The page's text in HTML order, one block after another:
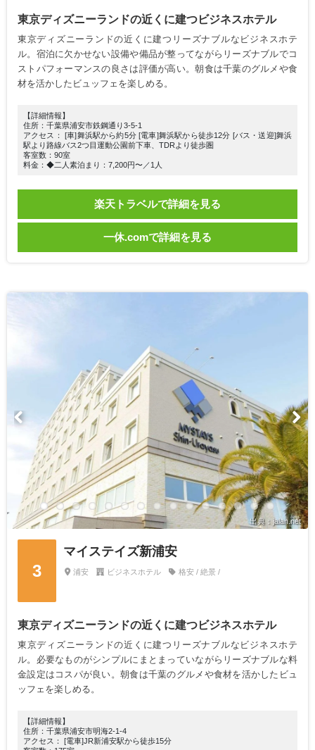
東京ディズニーランドの近くに建つビジネスホテル
東京ディズニーランドの近くに建つリーズナブルなビジネスホテ
ル。宿泊に欠かせない設備や備品が整ってながらリーズナブルでコ
ストパフォーマンスの良さは評価が高い。朝食は千葉のグルメや食
材を活かしたビュッフェを楽しめる。
【詳細情報】
住所：千葉県浦安市鉄鋼通り3-5-1
アクセス： [車]舞浜駅から約5分 [電車]舞浜駅から徒歩12分 [バス・送迎]舞浜
駅より路線バス2つ目運動公園前下車、TDRより徒歩圏
客室数：90室
料金：◆二人素泊まり：7,200円〜／1人
楽天トラベルで詳細を見る
一休.comで詳細を見る
出典：jalan.net
3
マイステイズ新浦安
浦安 ビジネスホテル 格安 / 絶景 /
東京ディズニーランドの近くに建つビジネスホテル
東京ディズニーランドの近くに建つリーズナブルなビジネスホテ
ル。必要なものがシンプルにまとまっていながらリーズナブルな料
金設定はコスパが良い。朝食は千葉のグルメや食材を活かしたビュ
ッフェを楽しめる。
【詳細情報】
住所：千葉県浦安市明海2-1-4
アクセス： [電車]JR新浦安駅から徒歩15分